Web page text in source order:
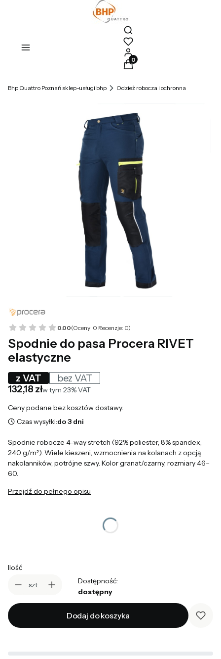
Otwórz wyszukiwarkę
Produkty w koszyku: 0.
Bhp Quattro Poznań sklep-usługi bhp Odzież robocza i ochronna
0.00(Oceny: 0 Recenzje: 0)
Spodnie do pasa Procera RIVET
elastyczne
z VAT
bez VAT
Cena
132,18 złw tym 23% VAT
w tym23%VAT
Ceny podane bez kosztów dostawy.
Czas wysyłki:do 3 dni
Spodnie robocze 4-way stretch (92% poliester, 8% spandex,
240 g/m²). Wiele kieszeni, wzmocnienia na kolanach z opcją
nakolanników, potrójne szwy. Kolor granat/czarny, rozmiary 46–
60.
Przejdź do pełnego opisu
Odzież Procera rozmiar / wzrost / pas
Ilość
szt.
Dostępność:
dostępny
Dodaj do koszyka